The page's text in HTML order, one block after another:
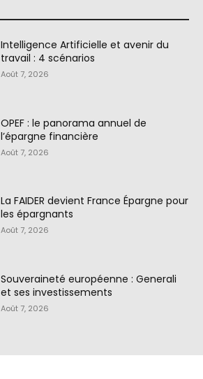
Intelligence Artificielle et avenir du
travail : 4 scénarios
Août 7, 2026
OPEF : le panorama annuel de
l’épargne financière
Août 7, 2026
La FAIDER devient France Épargne pour
les épargnants
Août 7, 2026
Souveraineté européenne : Generali
et ses investissements
Août 7, 2026